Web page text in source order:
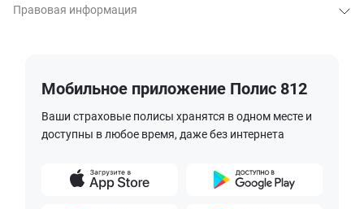
Правовая информация
Мобильное приложение Полис 812
Ваши страховые полисы хранятся в одном месте и
доступны в любое время, даже без интернета